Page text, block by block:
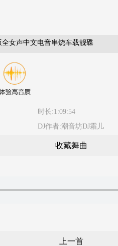
全女声中文电音串烧车载靓碟
时长:1:09:54
DJ作者:潮音坊DJ霜儿
收藏舞曲
上一首